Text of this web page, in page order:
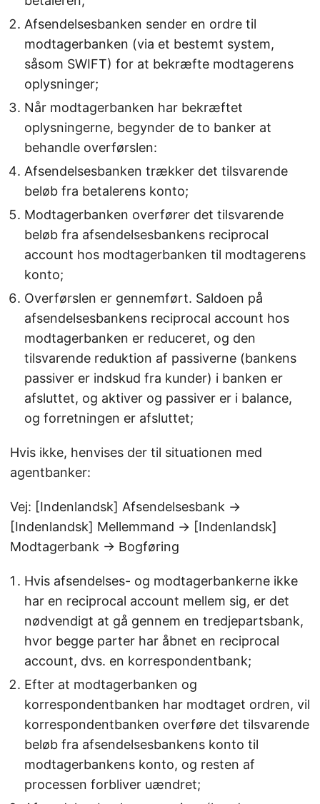
Afsendelsesbanken sender en ordre til
modtagerbanken (via et bestemt system,
såsom SWIFT) for at bekræfte modtagerens
oplysninger;
Når modtagerbanken har bekræftet
oplysningerne, begynder de to banker at
behandle overførslen:
Afsendelsesbanken trækker det tilsvarende
beløb fra betalerens konto;
Modtagerbanken overfører det tilsvarende
beløb fra afsendelsesbankens reciprocal
account hos modtagerbanken til modtagerens
konto;
Overførslen er gennemført. Saldoen på
afsendelsesbankens reciprocal account hos
modtagerbanken er reduceret, og den
tilsvarende reduktion af passiverne (bankens
passiver er indskud fra kunder) i banken er
afsluttet, og aktiver og passiver er i balance,
og forretningen er afsluttet;
Hvis ikke, henvises der til situationen med
agentbanker:
Vej: [Indenlandsk] Afsendelsesbank →
[Indenlandsk] Mellemmand → [Indenlandsk]
Modtagerbank → Bogføring
Hvis afsendelses- og modtagerbankerne ikke
har en reciprocal account mellem sig, er det
nødvendigt at gå gennem en tredjepartsbank,
hvor begge parter har åbnet en reciprocal
account, dvs. en korrespondentbank;
Efter at modtagerbanken og
korrespondentbanken har modtaget ordren, vil
korrespondentbanken overføre det tilsvarende
beløb fra afsendelsesbankens konto til
modtagerbankens konto, og resten af
processen forbliver uændret;